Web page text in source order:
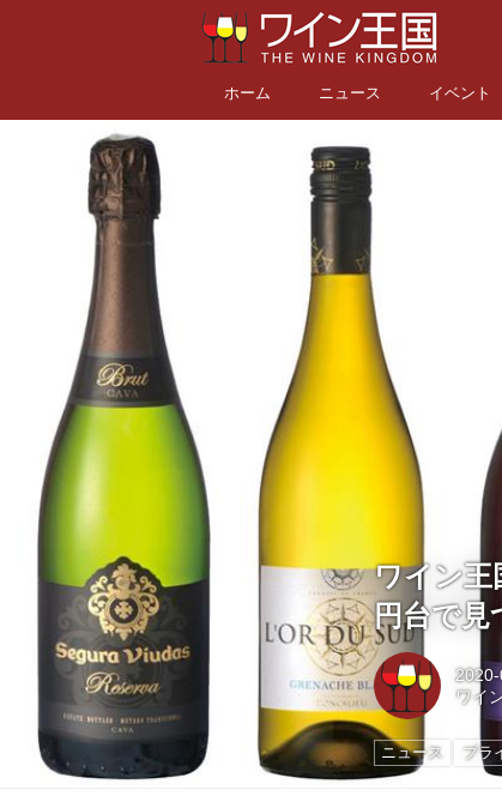
ホーム ニュース イベント
ワイン王
円台で見
ワイ
ニュース ブラ